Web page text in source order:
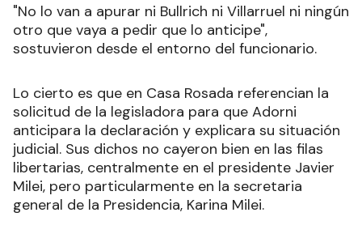
"No lo van a apurar ni Bullrich ni Villarruel ni ningún
otro que vaya a pedir que lo anticipe",
sostuvieron desde el entorno del funcionario.
Lo cierto es que en Casa Rosada referencian la
solicitud de la legisladora para que Adorni
anticipara la declaración y explicara su situación
judicial. Sus dichos no cayeron bien en las filas
libertarias, centralmente en el presidente Javier
Milei, pero particularmente en la secretaria
general de la Presidencia, Karina Milei.